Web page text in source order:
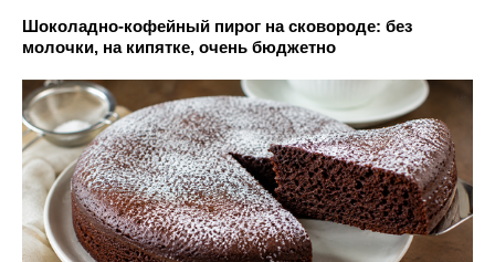
Шоколадно-кофейный пирог на сковороде: без
молочки, на кипятке, очень бюджетно